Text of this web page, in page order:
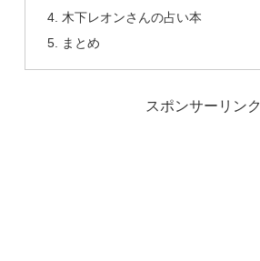
木下レオンさんの占い本
まとめ
スポンサーリンク